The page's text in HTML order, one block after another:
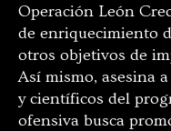
Operación León
de enriquecimiento
otros objetivos de
Así mismo, asesina
y científicos del
ofensiva busca